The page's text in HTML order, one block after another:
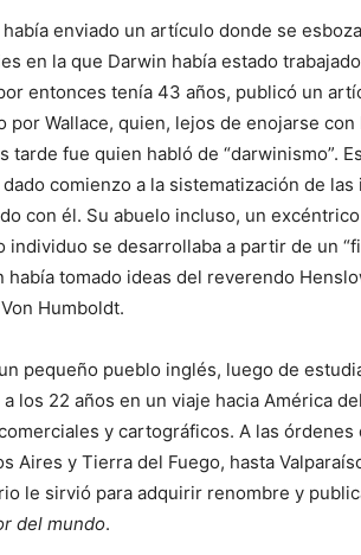
enviado un artículo donde se
en la que Darwin había estado
entonces tenía 43 años, publicó un
por Wallace, quien, lejos de enojarse
tarde fue quien habló de “darwinismo”.
comienzo a la sistematización de
con él. Su abuelo incluso, un
individuo se desarrollaba a partir de un
había tomado ideas del reverendo
Humboldt.
pequeño pueblo inglés, luego de
los 22 años en un viaje hacia América
y cartográficos. A las
Aires y Tierra del Fuego, hasta
le sirvió para adquirir renombre y
del mundo.